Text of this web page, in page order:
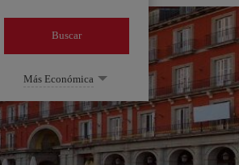
Buscar
Más Económica